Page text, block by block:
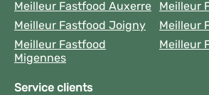
Meilleur Fastfood Auxerre
Meilleur
Meilleur Fastfood Joigny
Meilleur
Meilleur Fastfood
Migennes
Meilleur
Service clients